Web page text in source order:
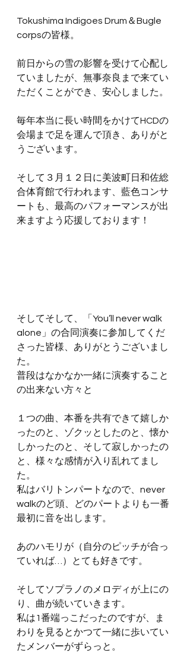
Tokushima Indigoes Drum＆Bugle
corpsの皆様。
前日からの雪の影響を受けて心配し
ていましたが、無事奈良まで来てい
ただくことができ、安心しました。
毎年本当に長い時間をかけてHCDの
会場まで足を運んで頂き、ありがと
うございます。
そして３月１２日に美波町日和佐総
合体育館で行われます、藍色コンサ
ートも、最高のパフォーマンスが出
来ますよう応援しております！
そしてそして、「You’ll never walk
alone」の合同演奏に参加してくだ
さった皆様、ありがとうございまし
た。
普段はなかなか一緒に演奏すること
の出来ない方々と
１つの曲、本番を共有できて嬉しか
ったのと、ゾクッとしたのと、懐か
しかったのと、そして寂しかったの
と、様々な感情が入り乱れてまし
た。
私はバリトンパートなので、never
walkのど頭、どのパートよりも一番
最初に音を出します。
あのハモリが（自分のピッチが合っ
ていれば…）とても好きです。
そしてソプラノのメロディが上にの
り、曲が続いていきます。
私は1番端っこだったのですが、ま
わりを見るとかつて一緒に歩いてい
たメンバーがずらっと。